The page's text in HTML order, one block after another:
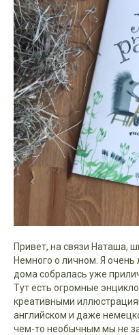
Привет, на связи Наташа,
Немного о личном. Я
дома собралась уже
Тут есть огромные
креативными
английском и даже
чем-то необычным мы не